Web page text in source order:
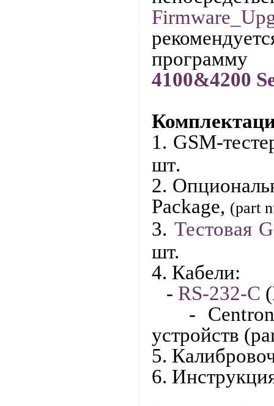
Firmware _
4100&4200
1. GSM-
шт.
2.
Package, (part
3. Тестовая
шт.
4. Кабели:
- RS-232-C (
-
устройств (
5.
6.